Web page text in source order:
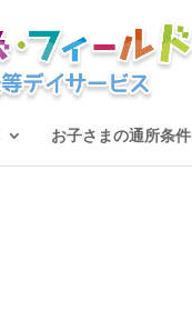
お子さまの通所条件